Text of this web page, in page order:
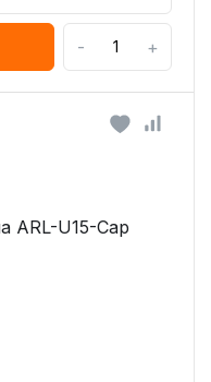
- +
ARL-U15-Cap